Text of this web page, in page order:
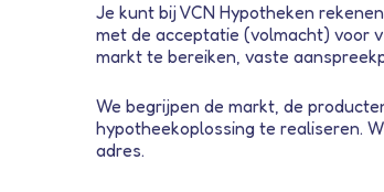
Je kunt bij VCN Hypotheken
met de acceptatie (volmacht) voor
markt te bereiken, vaste
We begrijpen de markt, de
hypotheekoplossing te realiseren.
adres.